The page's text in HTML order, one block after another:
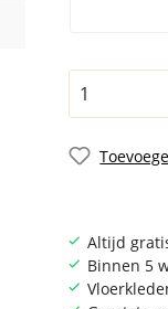
Altijd
Binnen 5